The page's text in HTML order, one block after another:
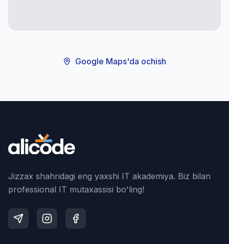
Google Maps'da ochish
Jizzax shahridagi eng yaxshi IT akademiya. Biz bilan
professional IT mutaxassisi bo'ling!